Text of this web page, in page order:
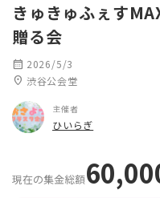
きゅきゅふぇす
贈る会
calendar_month 2026/5/3
location_on 渋谷公会堂
主催者
ひいらぎ
現在の集金総額